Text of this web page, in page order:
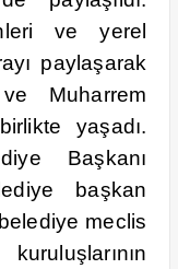
ve yerel
paylaşarak
ve Muharrem
yaşadı.
Başkanı
başkan
meclis